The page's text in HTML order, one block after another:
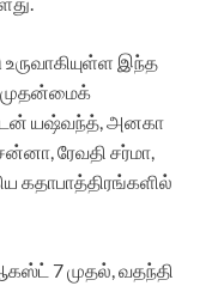
இந்த
முதன்மைக்
யஷ்வந்த், அனகா
ரேவதி சர்மா,
கதாபாத்திரங்களில்
7 முதல், வதந்தி